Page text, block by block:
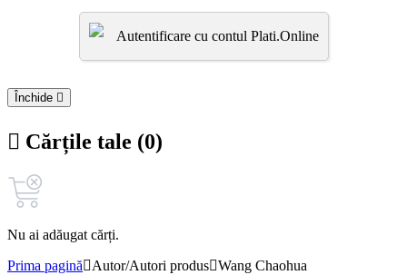
Autentificare cu contul Plati.Online
Închide
Cărțile tale (0)
Nu ai adăugat cărți.
Prima pagină
Autor/Autori produs Wang Chaohua